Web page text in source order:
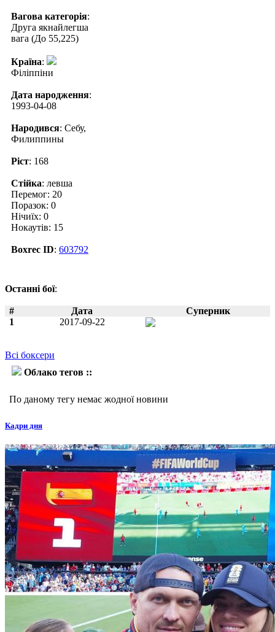
Вагова категорія:
Друга якнайлегша
вага (До 55,225)
Країна:
Філіппіни
Дата народження:
1993-04-08
Народився: Себу,
Филиппины
Ріст: 168
Стійка: левша
Перемог: 20
Поразок: 0
Нічиїх: 0
Нокаутів: 15
Boxrec ID: 603792
Останні бої:
# Дата
Суперник
1
2017-09-22
Всі боксери
Облако тегов ::
По даному тегу немає жодної новини
Кадри дня